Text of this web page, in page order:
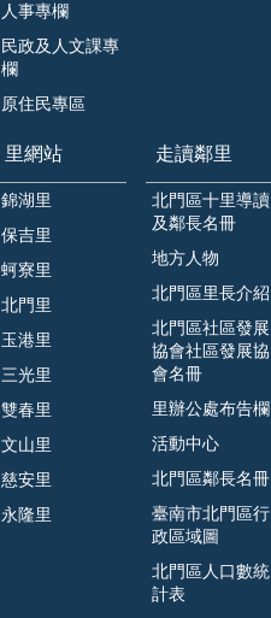
人事專欄
民政及人文課專
欄
原住民專區
里網站
錦湖里
保吉里
蚵寮里
北門里
玉港里
三光里
雙春里
文山里
慈安里
永隆里
走讀鄰里
北門區十里導讀
及鄰長名冊
地方人物
北門區里長介紹
北門區社區發展
協會社區發展協
會名冊
里辦公處布告欄
活動中心
北門區鄰長名冊
臺南市北門區行
政區域圖
北門區人口數統
計表